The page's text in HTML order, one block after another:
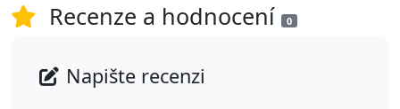
Městské koupaliště Česká
Recenze a hodnocení 0
Napište recenzi